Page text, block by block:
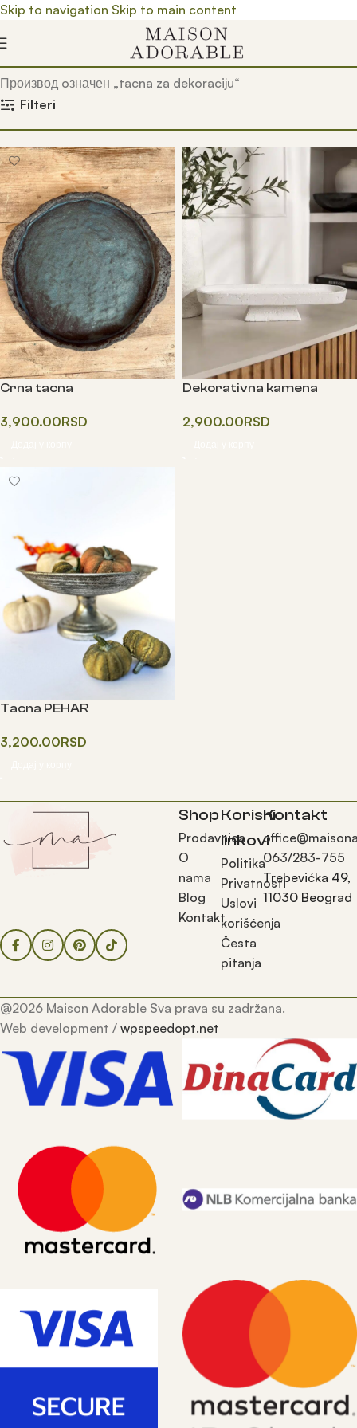
Skip to navigation Skip to main content
Почетна/ Prodavnica/
Производ oзначен „tacna za dekoraciju“
Filteri
Crna tacna
3,900.00RSD
Dekorativna kamena
2,900.00RSD
Tacna PEHAR
3,200.00RSD
Shop
Prodavnica
O
nama
Blog
Kontakt
Korisni
linkovi
Politika
Privatnosti
Uslovi
korišćenja
Česta
pitanja
Kontakt
063/283-755
Trebevićka 49,
11030 Beograd
@2026 Maison Adorable Sva prava su zadržana.
Web development / wpspeedopt.net